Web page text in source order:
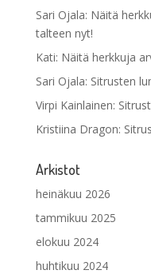
Sari Ojala: Näitä
talteen nyt!
Kati: Näitä herkkuja
Sari Ojala: Sitrusten
Virpi Kainlainen:
Kristiina Dragon:
Arkistot
heinäkuu 2026
tammikuu 2025
elokuu 2024
huhtikuu 2024